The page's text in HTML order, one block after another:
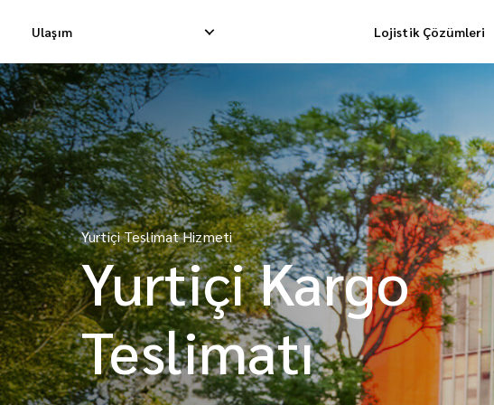
Ulaşım Lojistik Çözümleri
Yurtiçi Ekspres Teslimat
Yurtiçi Dropship Teslimatı
Yurtiçi Kargo Teslimatı
Uluslararası Dropship Teslimatı
Uluslararası Kargo Teslimatı
Uluslararası Konsolidasyon Taşımacılığı
Yurtiçi Teslimat Hizmeti
Yurtiçi Kargo
Teslimatı